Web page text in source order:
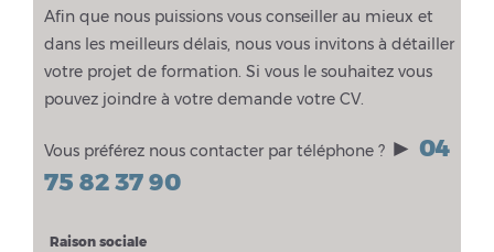
Afin que nous puissions vous conseiller au mieux et
dans les meilleurs délais, nous vous invitons à détailler
votre projet de formation. Si vous le souhaitez vous
pouvez joindre à votre demande votre CV.
Vous préférez nous contacter par téléphone ? ► 04
75 82 37 90
Raison sociale